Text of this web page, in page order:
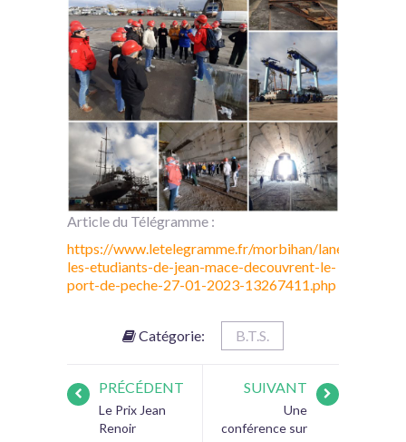
Article du Télégramme :
https://www.letelegramme.fr/morbihan/lanester/
les-etudiants-de-jean-mace-decouvrent-le-
port-de-peche-27-01-2023-13267411.php
Catégorie: B.T.S.
PRÉCÉDENT
Le Prix Jean
Renoir
SUIVANT
Une
conférence sur